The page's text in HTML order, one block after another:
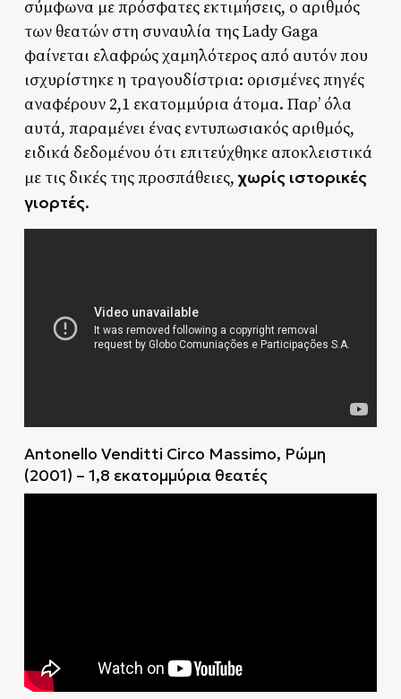
σύμφωνα με πρόσφατες εκτιμήσεις, ο αριθμός
των θεατών στη συναυλία της Lady Gaga
φαίνεται ελαφρώς χαμηλότερος από αυτόν που
ισχυρίστηκε η τραγουδίστρια: ορισμένες πηγές
αναφέρουν 2,1 εκατομμύρια άτομα. Παρ’ όλα
αυτά, παραμένει ένας εντυπωσιακός αριθμός,
ειδικά δεδομένου ότι επιτεύχθηκε αποκλειστικά
με τις δικές της προσπάθειες,χωρίς ιστορικές
γιορτές.
Antonello Venditti Circo Massimo, Ρώμη
(2001) – 1,8 εκατομμύρια θεατές